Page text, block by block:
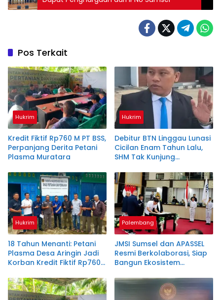
Pos Terkait
Hukrim
Kredit Fiktif Rp760 M PT BSS,
Perpanjang Derita Petani
Plasma Muratara
Hukrim
Debitur BTN Linggau Lunasi
Cicilan Enam Tahun Lalu,
SHM Tak Kunjung
Hukrim
18 Tahun Menanti: Petani
Plasma Desa Aringin Jadi
Korban Kredit Fiktif Rp760
Palembang
JMSI Sumsel dan APASSEL
Resmi Berkolaborasi, Siap
Bangun Ekosistem
Profesional